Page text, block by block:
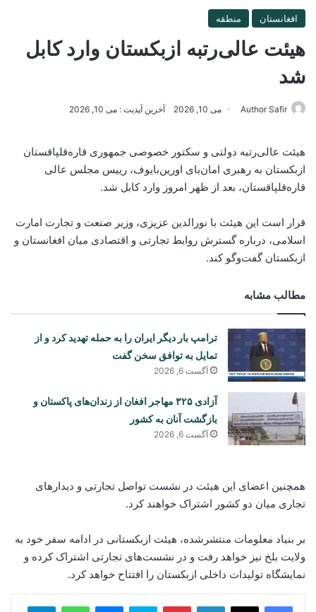
افغانستان منطقه
هیئت عالی‌رتبه ازبکستان وارد کابل
شد
Author Safir می 10, 2026 آخرین آپدیت : می 10, 2026
هیئت عالی‌رتبه دولتی و سکتور خصوصی جمهوری قاره‌قلپاقستان
ازبکستان به رهبری امان‌بای اورین‌بایوف، رییس مجلس عالی
قاره‌قلپاقستان، بعد از ظهر امروز وارد کابل شد.
قرار است این هیئت با نورالدین عزیزی، وزیر صنعت و تجارت امارت
اسلامی، درباره گسترش روابط تجارتی و اقتصادی میان افغانستان و
ازبکستان گفت‌وگو کند.
مطالب مشابه
ترامپ بار دیگر ایران را به حمله تهدید کرد و از
تمایل به توافق سخن گفت
آگست 6, 2026
آزادی ۳۲۵ مهاجر افغان از زندان‌های پاکستان و
بازگشت آنان به کشور
آگست 6, 2026
همچنین اعضای این هیئت در نشست تواصل تجارتی و دیدارهای
تجاری میان دو کشور اشتراک خواهند کرد.
بر بنیاد معلومات منتشرشده، هیئت ازبکستانی در ادامه سفر خود به
ولایت بلخ نیز خواهد رفت و در نشست‌های تجارتی اشتراک کرده و
نمایشگاه تولیدات داخلی ازبکستان را افتتاح خواهد کرد.
LinkedIn
Pinterest
Skype
Messenger
WhatsApp